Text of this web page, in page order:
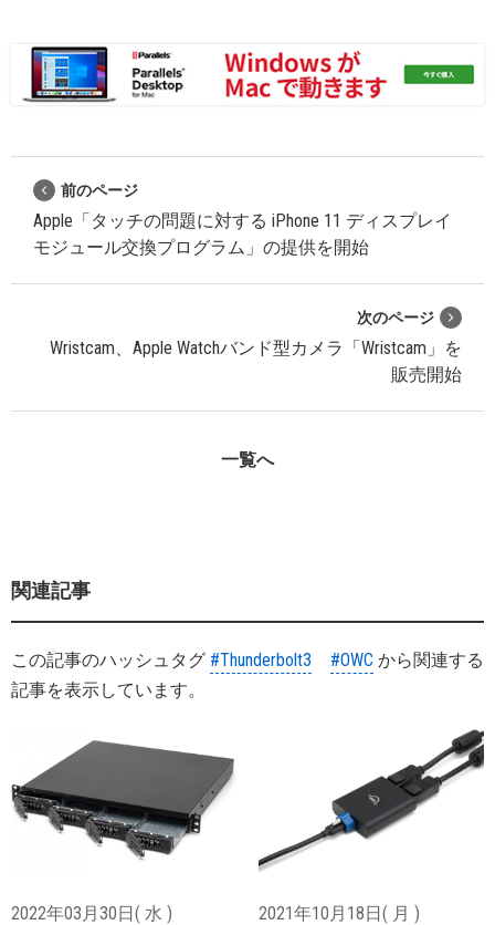
前のページ
Apple「タッチの問題に対する iPhone 11 ディスプレイ
モジュール交換プログラム」の提供を開始
次のページ
Wristcam、Apple Watchバンド型カメラ「Wristcam」を
販売開始
一覧へ
関連記事
この記事のハッシュタグ #Thunderbolt3 #OWC から関連する
記事を表示しています。
2022年03月30日( 水 ) 2021年10月18日( 月 )